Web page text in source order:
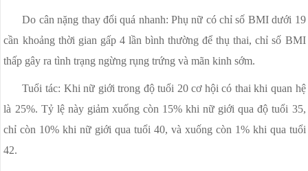
Do cân nặng thay đổi quá nhanh: Phụ nữ có chỉ số BMI dưới 19
cần khoảng thời gian gấp 4 lần bình thường để thụ thai, chỉ số BMI
thấp gây ra tình trạng ngừng rụng trứng và mãn kinh sớm.
Tuổi tác: Khi nữ giới trong độ tuổi 20 cơ hội có thai khi quan hệ
là 25%. Tỷ lệ này giảm xuống còn 15% khi nữ giới qua độ tuổi 35,
chỉ còn 10% khi nữ giới qua tuổi 40, và xuống còn 1% khi qua tuổi
42.